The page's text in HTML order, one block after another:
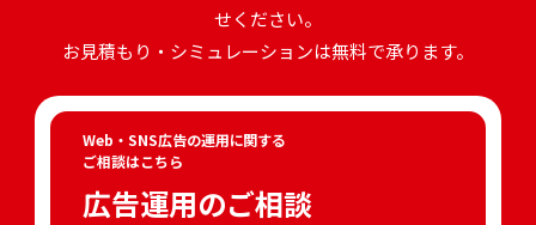
せください。
お見積もり・シミュレーションは無料で承ります。
Web・SNS広告の運用に関する
ご相談はこちら
広告運用のご相談